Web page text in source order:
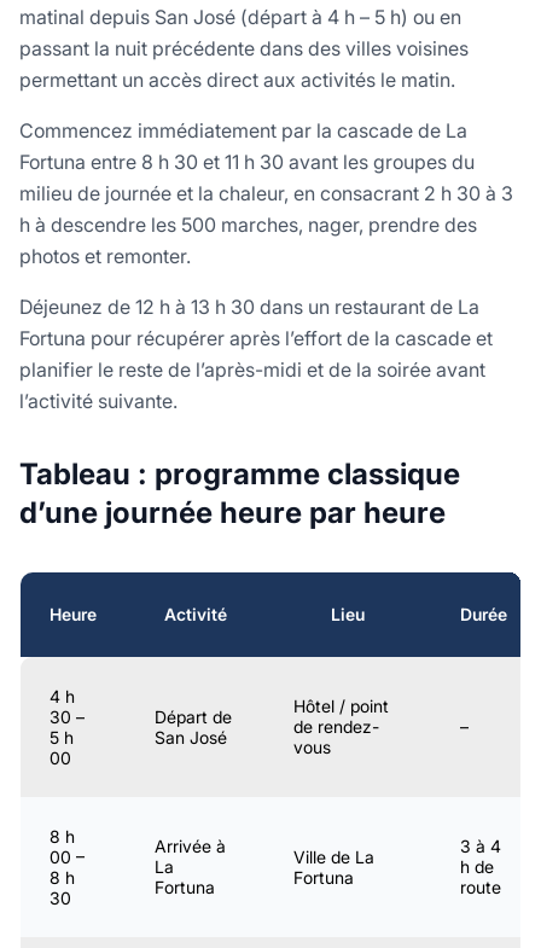
matinal depuis San José (départ à 4 h – 5 h) ou en
passant la nuit précédente dans des villes voisines
permettant un accès direct aux activités le matin.
Commencez immédiatement par la cascade de La
Fortuna entre 8 h 30 et 11 h 30 avant les groupes du
milieu de journée et la chaleur, en consacrant 2 h 30 à 3
h à descendre les 500 marches, nager, prendre des
photos et remonter.
Déjeunez de 12 h à 13 h 30 dans un restaurant de La
Fortuna pour récupérer après l’effort de la cascade et
planifier le reste de l’après-midi et de la soirée avant
l’activité suivante.
Tableau : programme classique
d’une journée heure par heure
Heure Activité Lieu Durée
4 h
30 –
5 h
00
Départ de
San José
Hôtel / point
de rendez-
vous
–
8 h
00 –
8 h
30
Arrivée à
La
Fortuna
Ville de La
Fortuna
3 à 4
h de
route